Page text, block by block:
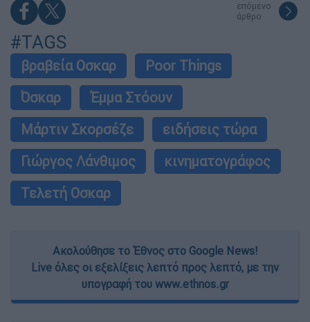
επόμενο
άρθρο
#TAGS
βραβεία Οσκαρ
Poor Things
Όσκαρ
Έμμα Στόουν
Μάρτιν Σκορσέζε
ειδήσεις τώρα
Γιώργος Λάνθιμος
κινηματογράφος
Τελετή Οσκαρ
Ακολούθησε το Έθνος στο Google News!
Live όλες οι εξελίξεις λεπτό προς λεπτό, με την
υπογραφή του www.ethnos.gr